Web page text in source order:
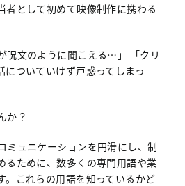
者として初めて映像制作に携わる
呪文のように聞こえる…」 「クリ
についていけず戸惑ってしまっ
か？
ミュニケーションを円滑にし、制
るために、数多くの専門用語や業
。これらの用語を知っているかど